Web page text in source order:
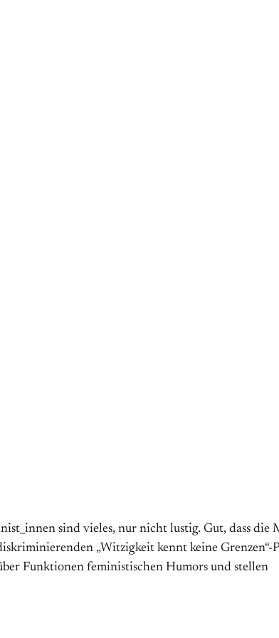
sind vieles, nur nicht lustig. Gut, dass die
„Witzigkeit kennt keine
Funktionen feministischen Humors und stellen